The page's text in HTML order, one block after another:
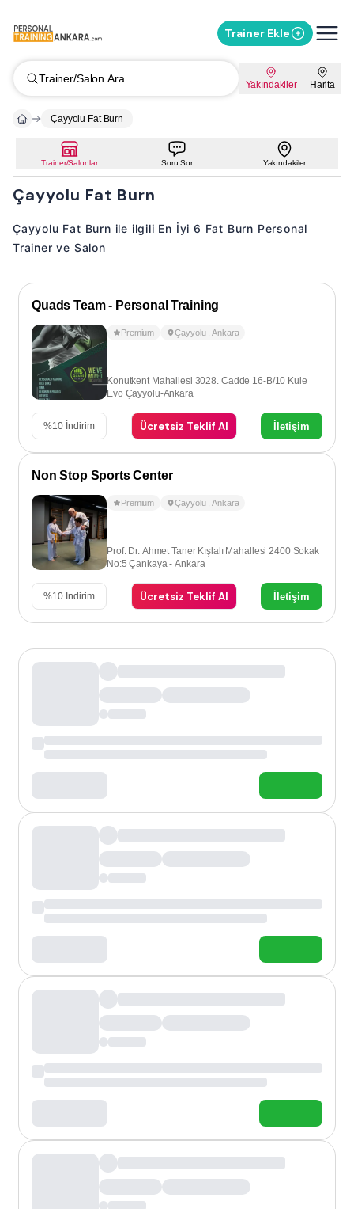
Trainer Ekle
Trainer/Salon Ara Yakındakiler Harita
Çayyolu Fat Burn
Trainer/Salonlar Soru Sor Yakındakiler
Çayyolu Fat Burn
Çayyolu Fat Burn ile ilgili En İyi 6 Fat Burn Personal
Trainer ve Salon
Quads Team - Personal Training
Premium Çayyolu ,Ankara
Konutkent Mahallesi 3028. Cadde 16-B/10 Kule
Evo Çayyolu-Ankara
%10 İndirim Ücretsiz Teklif Al İletişim
Non Stop Sports Center
Premium Çayyolu ,Ankara
Prof. Dr. Ahmet Taner Kışlalı Mahallesi 2400 Sokak
No:5 Çankaya - Ankara
%10 İndirim Ücretsiz Teklif Al İletişim